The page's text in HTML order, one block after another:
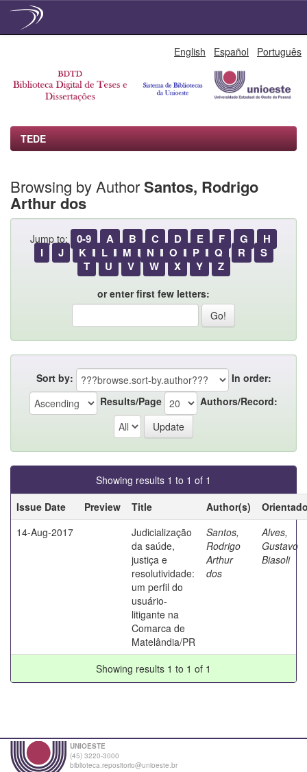
English Español Português
TEDE
Browsing by AuthorSantos, Rodrigo
Arthur dos
Jump to: 0-9 A B C D E F G
H
I
J K L M N O P Q R
S
T
U V W X Y Z
or enter first few letters:
Sort by:
In order:
Results/Page
Authors/Record:
Showing results 1 to 1 of 1
Issue Date
Preview Title Author(s)
14-Aug-2017
Judicialização
da saúde,
justiça e
resolutividade:
um perfil do
usuário-
litigante na
Comarca de
Matelândia/PR
Santos,
Rodrigo
Arthur
dos
Alves,
Gustavo
Biasoli
Showing results 1 to 1 of 1
UNIOESTE
(45) 3220-3000
biblioteca.repositorio@unioeste.br